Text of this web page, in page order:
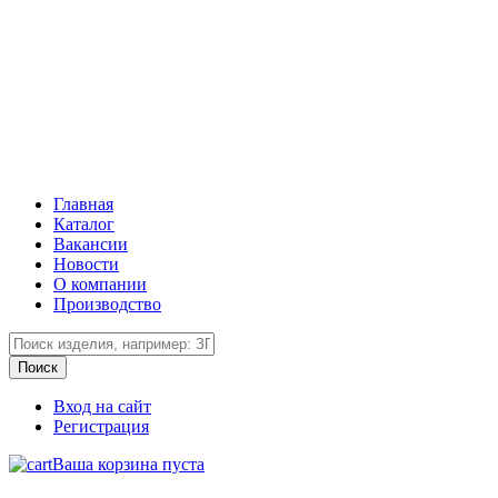
Главная
Каталог
Вакансии
Новости
О компании
Производство
Вход на сайт
Регистрация
Ваша корзина пуста